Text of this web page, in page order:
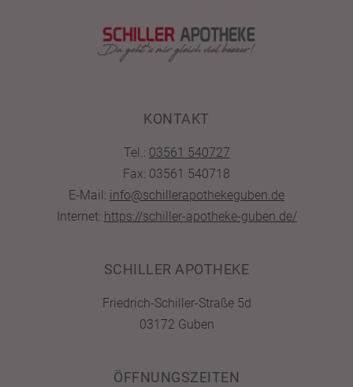
KONTAKT
Tel.: 03561 540727
Fax: 03561 540718
E-Mail: info@schillerapothekeguben.de
Internet: https://schiller-apotheke-guben.de/
SCHILLER APOTHEKE
Friedrich-Schiller-Straße 5d
03172 Guben
ÖFFNUNGSZEITEN